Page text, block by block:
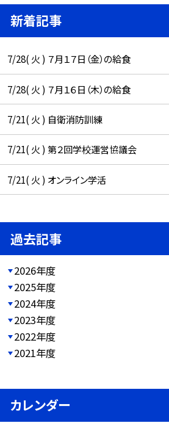
新着記事
7/28( 火 ) ７月１７日（金）の給食
7/28( 火 ) ７月１６日（木）の給食
7/21( 火 ) 自衛消防訓練
7/21( 火 ) 第２回学校運営協議会
7/21( 火 ) オンライン学活
過去記事
2026年度
2025年度
2024年度
2023年度
2022年度
2021年度
カレンダー